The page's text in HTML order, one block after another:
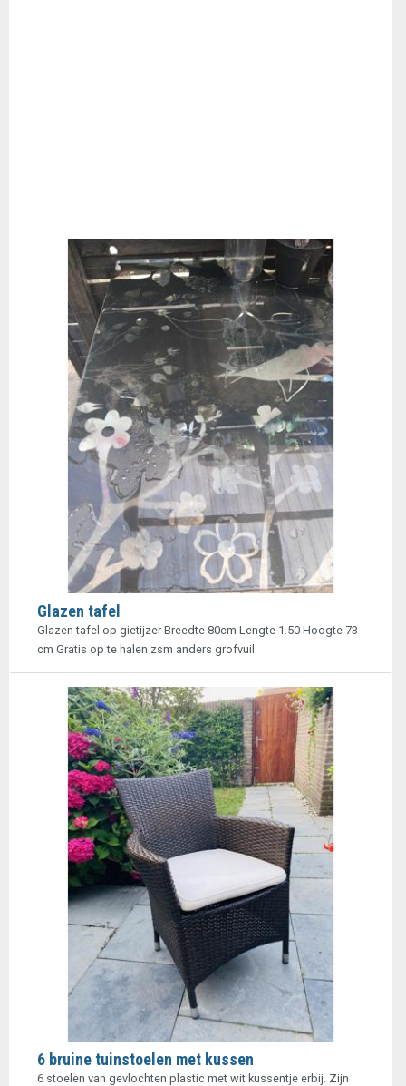
Glazen tafel
Glazen tafel op gietijzer Breedte 80cm Lengte 1.50 Hoogte 73
cm Gratis op te halen zsm anders grofvuil
6 bruine tuinstoelen met kussen
6 stoelen van gevlochten plastic met wit kussentje erbij. Zijn